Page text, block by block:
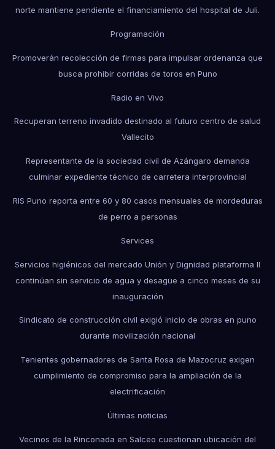
norte mantiene pendiente el financiamiento del hospital de Juli.
Programación
Promoverán recolección de firmas para impulsar ordenanza que
busca prohibir corridas de toros en Puno
Radio en Vivo
Recuperan terreno invadido destinado al futuro centro de salud
Vallecito
Representante de la sociedad civil de Azángaro demanda
culminar expediente técnico de carretera interprovincial
RIS Puno reporta entre 60 y 80 casos mensuales de mordeduras
de perro a personas
Services
Servicios higiénicos del mercado Unión y Dignidad plataforma II
continúan sin servicio de agua y desagüe a cinco meses de su
inauguración
Sindicato de construcción civil exigió inicio de obras en puno
durante movilización nacional
Tenientes gobernadores de Santa Rosa de Mazocruz exigen
cumplimiento de compromiso para la ampliación de la
electrificación
Últimas noticias
Vecinos de la Rinconada en Salceo cuestionan ubicación del